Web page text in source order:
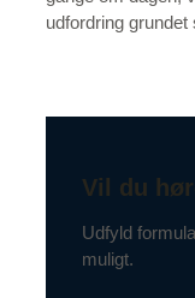
udfordring
Vil du
Udfyld
muligt.